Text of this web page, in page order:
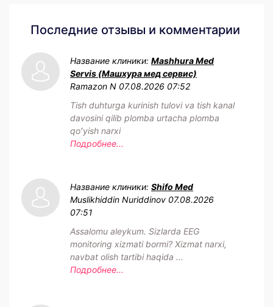
Последние отзывы и комментарии
Название клиники: Mashhura Med
Servis (Машхура мед сервис)
Ramazon N 07.08.2026 07:52
Tish duhturga kurinish tulovi va tish kanal
davosini qilib plomba urtacha plomba
qoʻyish narxi
Подробнее...
Название клиники: Shifo Med
Muslikhiddin Nuriddinov 07.08.2026
07:51
Assalomu aleykum. Sizlarda EEG
monitoring xizmati bormi? Xizmat narxi,
navbat olish tartibi haqida ...
Подробнее...